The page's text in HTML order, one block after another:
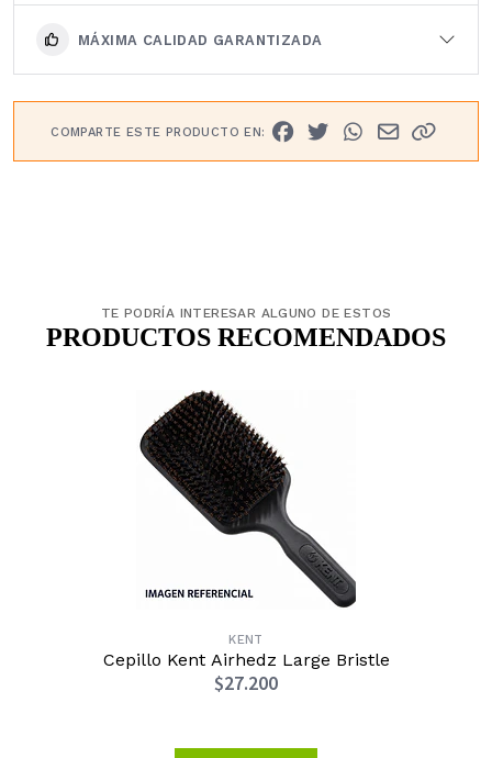
MÁXIMA CALIDAD GARANTIZADA
COMPARTE ESTE PRODUCTO EN:
TE PODRÍA INTERESAR ALGUNO DE ESTOS
PRODUCTOS RECOMENDADOS
KENT
Cepillo Kent Airhedz Large Bristle
$27.200